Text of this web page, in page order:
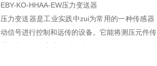
EBY-KO-HHAA-EW压力变送器
压力变送器是工业实践中zui为常用的一种传感
动信号进行控制和远传的设备。它能将测压元件
理压力参数转变成标准的电信号（如4~20mADC